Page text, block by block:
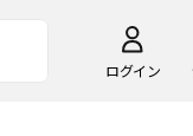
ログイン